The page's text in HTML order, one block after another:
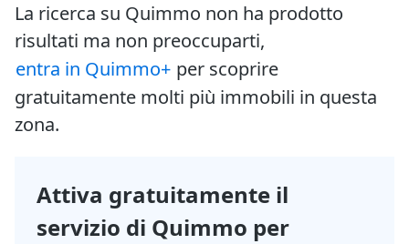
La ricerca su Quimmo non ha prodotto
risultati ma non preoccuparti,
entra in Quimmo+ per scoprire
gratuitamente molti più immobili in questa
zona.
Attiva gratuitamente il
servizio di Quimmo per